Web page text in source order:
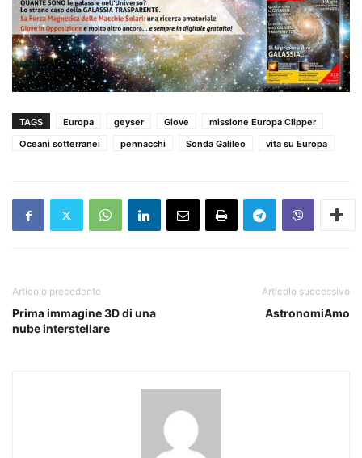
TAGS Europa geyser Giove
missione Europa Clipper
Oceani sotterranei
pennacchi Sonda Galileo vita su Europa
Articolo precedente
Prima immagine 3D di una
nube interstellare
Articolo successivo
AstronomiAmo